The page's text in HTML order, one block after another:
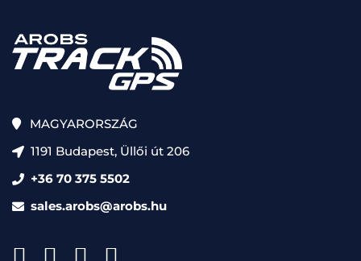
MAGYARORSZÁG
1191 Budapest, Üllői út 206
+36 70 375 5502
sales.arobs@arobs.hu